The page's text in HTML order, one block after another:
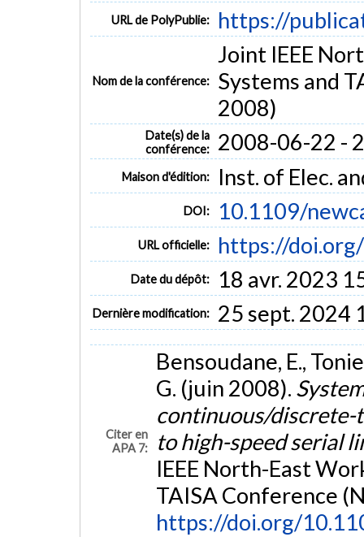
URL de PolyPublie: https://
Nom de la conférence:
Joint IEEE
Systems and
2008)
Date(s) de la
conférence:
2008-06-22 -
Maison d'édition: Inst. of Elec.
DOI: 10.1109/
URL officielle: https://
Date du dépôt: 18 avr. 2023
Dernière modification: 25 sept. 2024
Citer en
APA 7:
Bensoudane, E.,
G. (juin 2008).
continuous/discrete-
to high-speed serial
IEEE North-East
TAISA Conference
https://doi.org/